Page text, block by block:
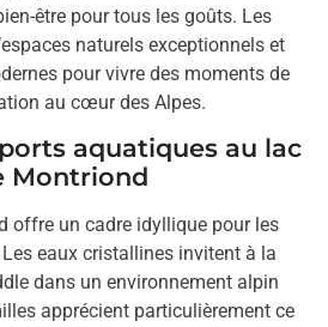
être pour tous les goûts. Les
naturels exceptionnels et
pour vivre des moments de
au cœur des Alpes.
aquatiques au lac
Montriond
offre un cadre idyllique pour les
Les eaux cristallines invitent à la
dans un environnement alpin
apprécient particulièrement ce